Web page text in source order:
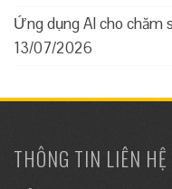
Ứng dụng AI cho chăm
13/07/2026
THÔNG TIN LIÊN HỆ